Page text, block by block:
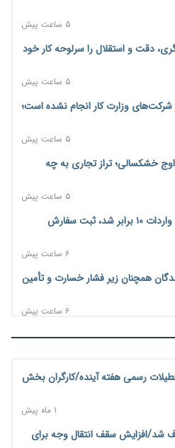
۵ ساعت پیش
دقت و استقلال را سرلوحه کار خود
۵ ساعت پیش
۱۹۴۱ مدیر در شرکت‌های وزارت کار انجام نشده است؛
۵ ساعت پیش
خشکسالی؛ تراز تجاری به چه
۵ ساعت پیش
موبایل گران می‌شود؟ هزینه واردات ۱۰ برابر شد، ثبت سفارش
۶ ساعت پیش
همچنان زیر فشار خسارت و تأمین
۶ ساعت پیش
خرد؛ چگونه «عددسازی» بازار
۶ ساعت پیش
رسمی هفته آینده/کارگران بخش
۱ ماه پیش
۴ بانک برطرف شد/افزایش سقف انتقال وجه برای